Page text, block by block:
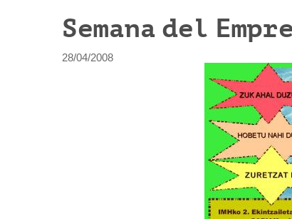
a
c
i
e
d
Semana del
28/04/2008